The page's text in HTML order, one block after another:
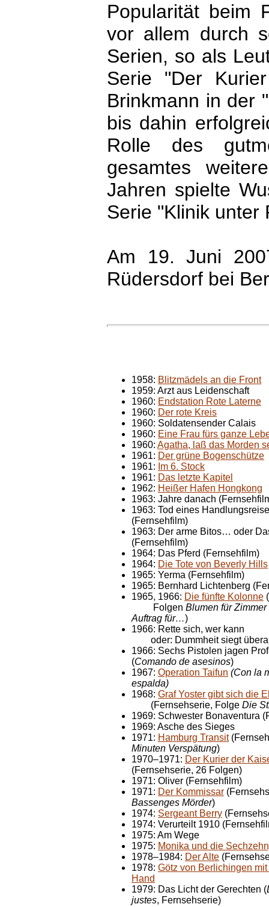
Popularität beim
vor allem durch
Serien, so als
Serie "Der
Brinkmann in der
bis dahin
Rolle des
gesamtes
Jahren spielte
Serie "Klinik unter
Am 19. Juni
Rüdersdorf bei
1958: Blitzmädels an die Front
1959: Arzt aus Leidenschaft
1960: Endstation Rote Laterne
1960: Der rote Kreis
1960: Soldatensender Calais
1960: Eine Frau fürs ganze
1960: Agatha, laß das Morden
1961: Der grüne Bogenschütze
1961: Im 6. Stock
1961: Das letzte Kapitel
1962: Heißer Hafen Hongkong
1963: Jahre danach
1963: Tod eines
(Fernsehfilm)
1963: Der arme Bitos… oder
(Fernsehfilm)
1964: Das Pferd (Fernsehfilm)
1964: Die Tote von Beverly Hills
1965: Yerma (Fernsehfilm)
1965: Bernhard Lichtenberg
1965, 1966: Die fünfte Kolonne
Folgen Blumen für Zimmer
Auftrag für…)
1966: Rette sich, wer kann
oder: Dummheit siegt
1966: Sechs Pistolen jagen
(Comando de asesinos)
1967: Operation Taifun (Con la
espalda)
1968: Graf Yoster gibt sich die
(Fernsehserie, Folge Die
1969: Schwester Bonaventura
1969: Asche des Sieges
1971: Hamburg Transit
Minuten Verspätung)
1970–1971: Der Kurier der
(Fernsehserie, 26 Folgen)
1971: Oliver (Fernsehfilm)
1971: Der Kommissar
Bassenges Mörder)
1974: Sergeant Berry
1974: Verurteilt 1910
1975: Am Wege
1975: Monika und die
1978–1984: Der Alte
1978: Götz von Berlichingen
Hand
1979: Das Licht der Gerechten (
justes, Fernsehserie)